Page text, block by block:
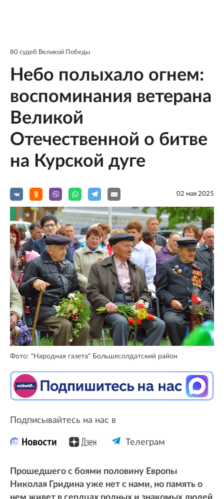
80 судеб Великой Победы
Небо полыхало огнем:
воспоминания ветерана
Великой
Отечественной о битве
на Курской дуге
02 мая 2025
Фото: "Народная газета" Большесолдатский район
Подписывайтесь на нас в
Телеграм
Прошедшего с боями половину Европы
Николая Гридина уже нет с нами, но память о